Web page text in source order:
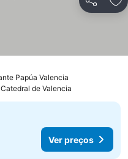
Partilhar
Papúa Valencia
de Valencia
Ver preços